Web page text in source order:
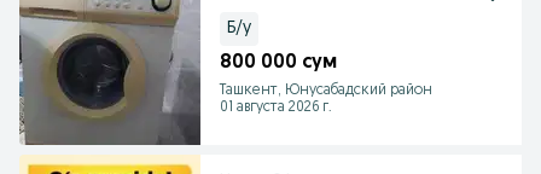
Б/у
800 000 сум
Ташкент, Юнусабадский район
01 августа 2026 г.